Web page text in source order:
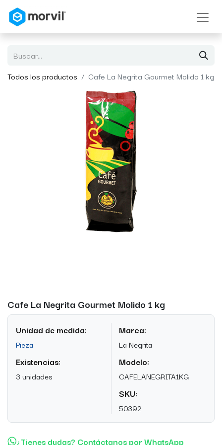
Todos los productos Cafe La Negrita Gourmet Molido 1 kg
Cafe La Negrita Gourmet Molido 1 kg
Unidad de medida:
Pieza
Existencias:
3 unidades
Marca:
La Negrita
Modelo:
CAFELANEGRITA1KG
SKU:
50392
¿Tienes dudas? Contáctanos por WhatsApp